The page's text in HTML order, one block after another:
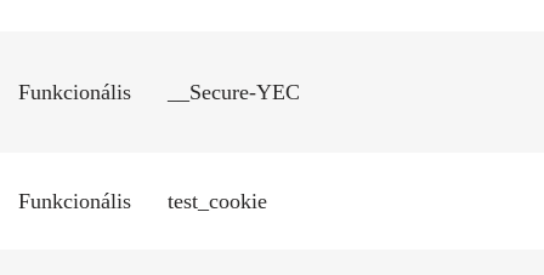
Funkcionális __Secure-YEC
Funkcionális test_cookie